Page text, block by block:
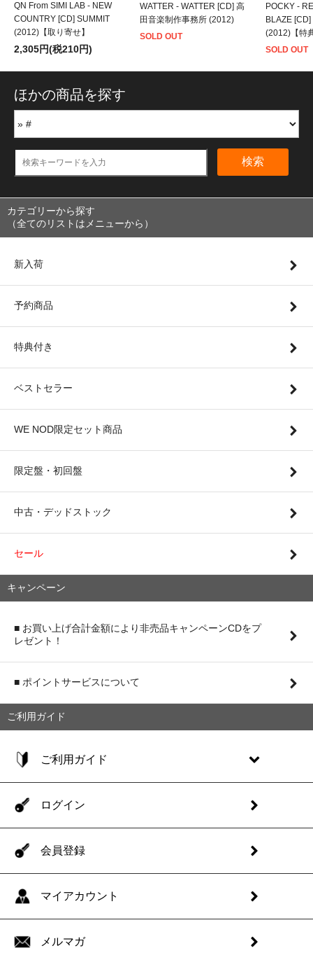
QN From SIMI LAB - NEW
COUNTRY [CD] SUMMIT
(2012)【取り寄せ】
2,305円(税210円)
WATTER - WATTER [CD] 高
田音楽制作事務所 (2012)
SOLD OUT
POCKY -
BLAZE
(2012)【特
SOLD OUT
ほかの商品を探す
検索
カテゴリーから探す
（全てのリストはメニューから）
新入荷
予約商品
特典付き
ベストセラー
WE NOD限定セット商品
限定盤・初回盤
中古・デッドストック
セール
キャンペーン
■ お買い上げ合計金額により非売品キャンペーンCDをプ
レゼント！
■ ポイントサービスについて
ご利用ガイド
ご利用ガイド
ログイン
会員登録
マイアカウント
メルマガ